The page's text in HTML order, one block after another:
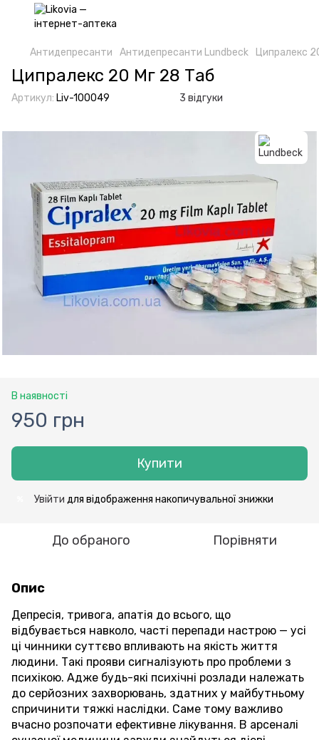
Антидепресанти Антидепресанти Lundbeck Ципралекс
Ципралекс 20 Мг 28 Таб
Артикул: Liv-100049 3 відгуки
В наявності
950 грн
Купити
Увійти для відображення накопичувальної знижки
До обраного Порівняти
Опис
Депресія, тривога, апатія до всього, що
відбувається навколо, часті перепади настрою — усі
ці чинники суттєво впливають на якість життя
людини. Такі прояви сигналізують про проблеми з
психікою. Адже будь-які психічні розлади належать
до серйозних захворювань, здатних у майбутньому
спричинити тяжкі наслідки. Саме тому важливо
вчасно розпочати ефективне лікування. В арсеналі